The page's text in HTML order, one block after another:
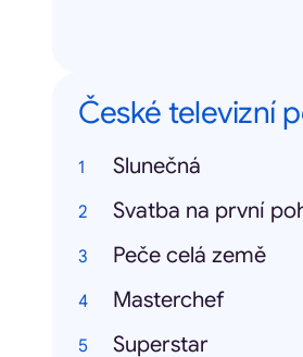
České televizní
Slunečná
Svatba na první
Peče celá země
Masterchef
Superstar